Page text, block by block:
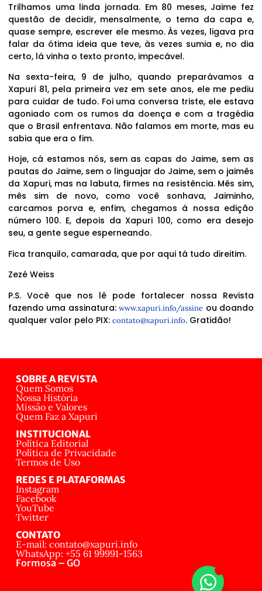
Trilhamos uma linda jornada. Em 80 meses, Jaime fez
questão de decidir, mensalmente, o tema da capa e,
quase sempre, escrever ele mesmo. Às vezes, ligava pra
falar da ótima ideia que teve, às vezes sumia e, no dia
certo, lá vinha o texto pronto, impecável.
Na sexta-feira, 9 de julho, quando preparávamos a
Xapuri 81, pela primeira vez em sete anos, ele me pediu
para cuidar de tudo. Foi uma conversa triste, ele estava
agoniado com os rumos da doença e com a tragédia
que o Brasil enfrentava. Não falamos em morte, mas eu
sabia que era o fim.
Hoje, cá estamos nós, sem as capas do Jaime, sem as
pautas do Jaime, sem o linguajar do Jaime, sem o jaimês
da Xapuri, mas na labuta, firmes na resistência. Mês sim,
mês sim de novo, como você sonhava, Jaiminho,
carcamos porva e, enfim, chegamos à nossa edição
número 100. E, depois da Xapuri 100, como era desejo
seu, a gente segue esperneando.
Fica tranquilo, camarada, que por aqui tá tudo direitim.
Zezé Weiss
P.S. Você que nos lê pode fortalecer nossa Revista
fazendo uma assinatura:www.xapuri.info/assine ou doando
qualquer valor pelo PIX: contato@xapuri.info. Gratidão!
SOBRE A REVISTA
Quem Somos
Nossa História
Missão e Valores
Quem Faz a Xapuri
INSTITUCIONAL
Política Editorial
Política de Privacidade
Termos de Uso
REDES E PLATAFORMAS
Instagram
Facebook
YouTube
Twitter
CONTATO
E-mail: contato@xapuri.info
WhatsApp: +55 61 99991-1563
Formosa – GO